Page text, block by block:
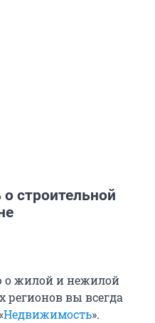
строительной
жилой и нежилой
регионов вы всегда
Недвижимость».